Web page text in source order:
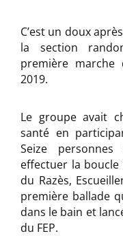
C’est un doux
la section
première
2019.
Le groupe avait
santé en
Seize
effectuer la
du Razès,
première ballade
dans le bain et
du FEP.